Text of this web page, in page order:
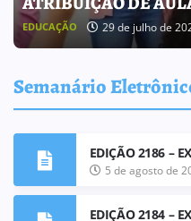
BOLETIM INFORMATIVO 25
Semanário
EDIÇÃO 2186 –
5 de agosto de
EDIÇÃO 2184 –